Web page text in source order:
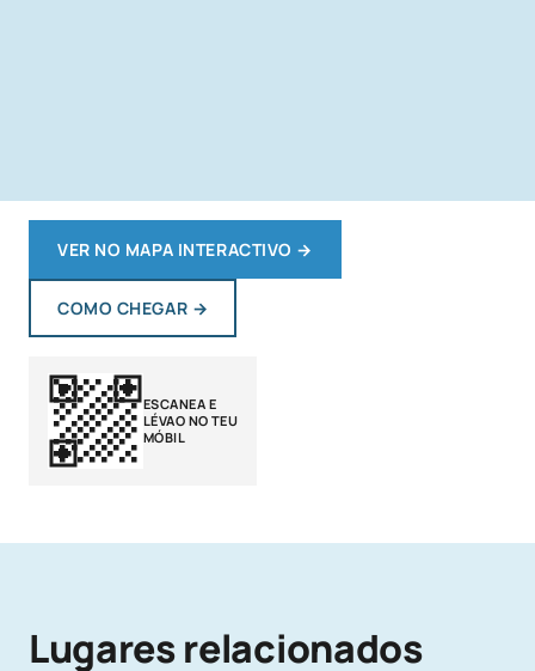
VER NO MAPA INTERACTIVO →
COMO CHEGAR →
ESCANEA E
LÉVAO NO TEU
MÓBIL
Lugares relacionados